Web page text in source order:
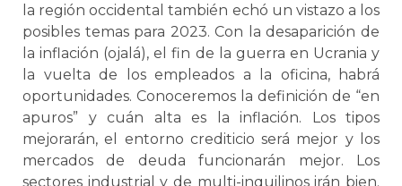
la región occidental también echó un vistazo a los
posibles temas para 2023. Con la desaparición de
la inflación (ojalá), el fin de la guerra en Ucrania y
la vuelta de los empleados a la oficina, habrá
oportunidades. Conoceremos la definición de “en
apuros” y cuán alta es la inflación. Los tipos
mejorarán, el entorno crediticio será mejor y los
mercados de deuda funcionarán mejor. Los
sectores industrial y de multi-inquilinos irán bien.